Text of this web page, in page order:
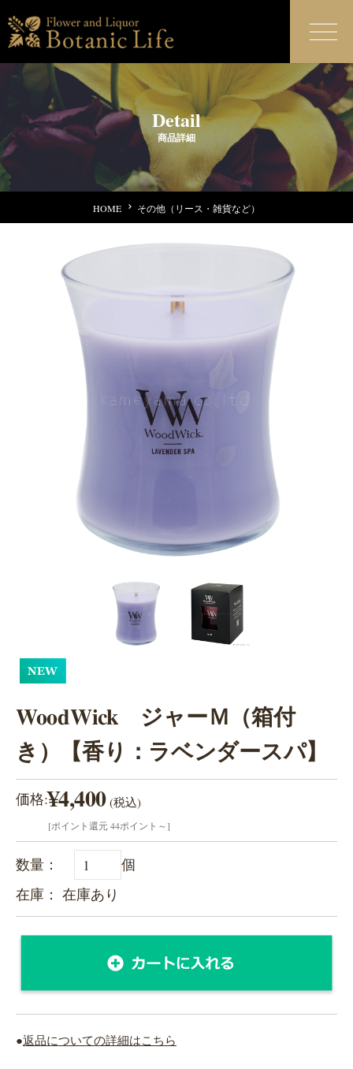
Detail
商品詳細
HOME その他（リース・雑貨など）
WoodWick ジャーＭ（箱付
き）【香り：ラベンダースパ】
価格:¥4,400(税込)
[ポイント還元 44ポイント～]
数量：
個
在庫： 在庫あり
●返品についての詳細はこちら